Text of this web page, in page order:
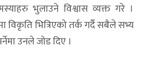
भुलाउने विश्वास व्यक्त गरे ।
विकृति भित्रिएको तर्क गर्दै सबैले सभ्य
उनले जोड दिए ।